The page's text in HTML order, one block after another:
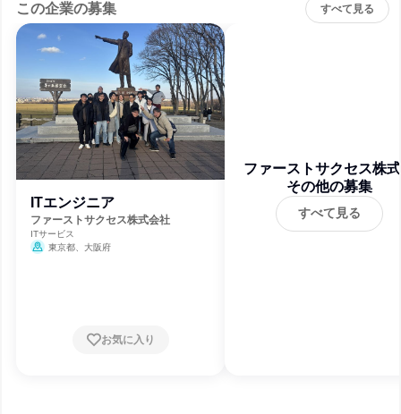
この企業の募集 すべて見る
ITエンジニア
ファーストサクセス株式会社
ITサービス
東京都、大阪府
お気に入り
ファーストサクセス株
社
その他の募集
すべて見る